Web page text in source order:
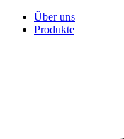
Über uns
Produkte